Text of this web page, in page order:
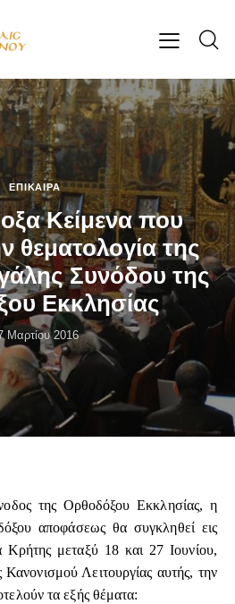
ΕΠΊΚΑΙΡΑ
Κείμενα που
θεματολογία της
Συνόδου της
Εκκλησίας
Μαρτίου 2016
της Ορθοδόξου Εκκλησίας, η
αποφάσεως θα συγκληθεί εις
μεταξύ 18 και 27 Ιουνίου,
Κανονισμού Λειτουργίας αυτής, την
τα εξής θέματα: